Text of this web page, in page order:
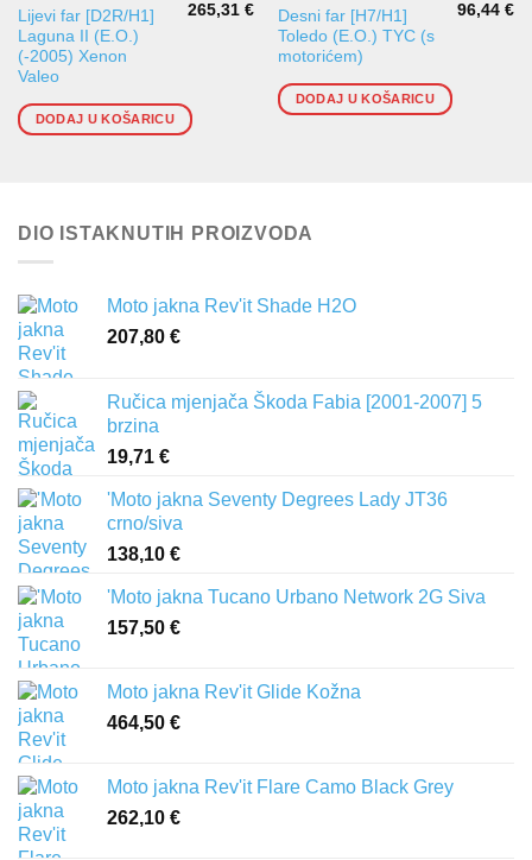
Lijevi far [D2R/H1]
Laguna II (E.O.)
(-2005) Xenon
Valeo
265,31€
DODAJ U KOŠARICU
Desni far [H7/H1]
Toledo (E.O.) TYC (s
motorićem)
96,44€
DODAJ U KOŠARICU
DIO ISTAKNUTIH PROIZVODA
Moto jakna Rev'it Shade H2O
207,80 €
Ručica mjenjača Škoda Fabia [2001-2007] 5
brzina
19,71 €
'Moto jakna Seventy Degrees Lady JT36
crno/siva
138,10 €
'Moto jakna Tucano Urbano Network 2G Siva
157,50 €
Moto jakna Rev'it Glide Kožna
464,50 €
Moto jakna Rev'it Flare Camo Black Grey
262,10 €